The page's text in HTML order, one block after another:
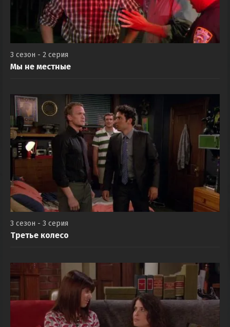
3 сезон - 2 серия
Мы не местные
3 сезон - 3 серия
Третье колесо